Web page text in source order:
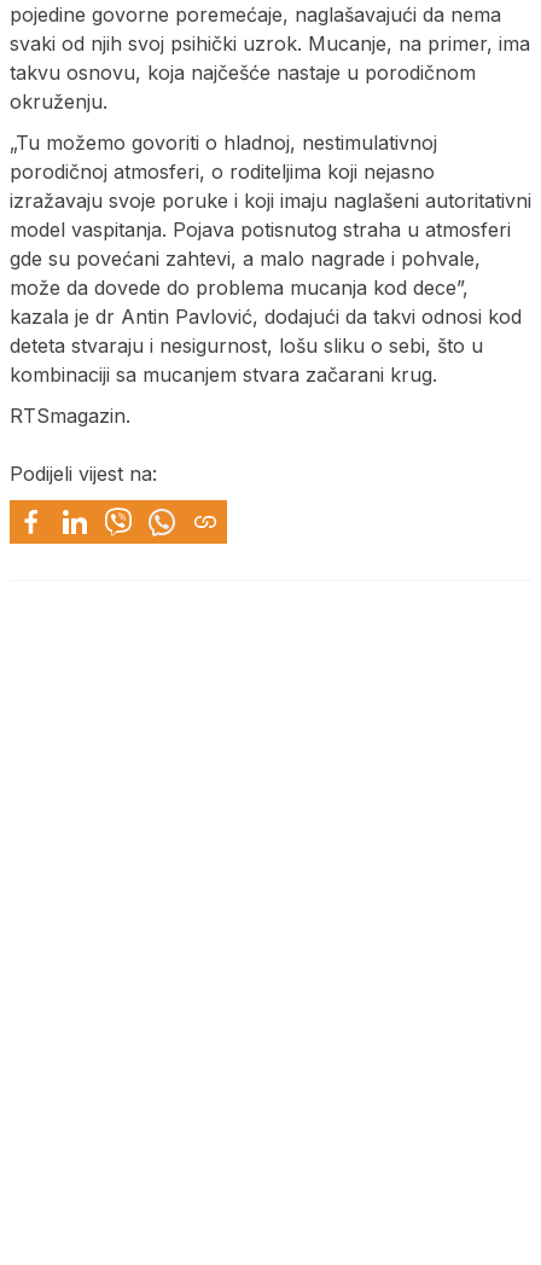
pojedine govorne poremećaje, naglašavajući da nema
svaki od njih svoj psihički uzrok. Mucanje, na primer, ima
takvu osnovu, koja najčešće nastaje u porodičnom
okruženju.
„Tu možemo govoriti o hladnoj, nestimulativnoj
porodičnoj atmosferi, o roditeljima koji nejasno
izražavaju svoje poruke i koji imaju naglašeni autoritativni
model vaspitanja. Pojava potisnutog straha u atmosferi
gde su povećani zahtevi, a malo nagrade i pohvale,
može da dovede do problema mucanja kod dece”,
kazala je dr Antin Pavlović, dodajući da takvi odnosi kod
deteta stvaraju i nesigurnost, lošu sliku o sebi, što u
kombinaciji sa mucanjem stvara začarani krug.
RTSmagazin.
Podijeli vijest na: